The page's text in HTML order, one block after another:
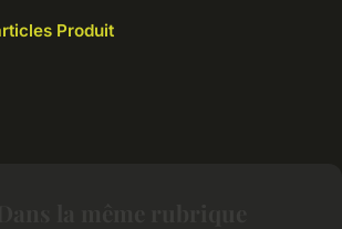
Produit